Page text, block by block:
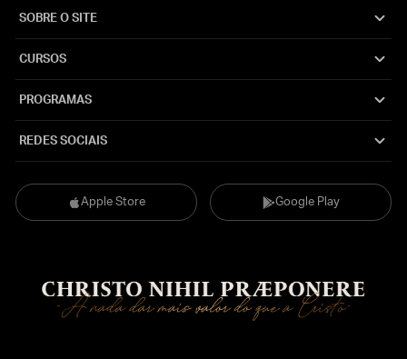
Apple Store Google Play
SOBRE O SITE
CURSOS
PROGRAMAS
REDES SOCIAIS